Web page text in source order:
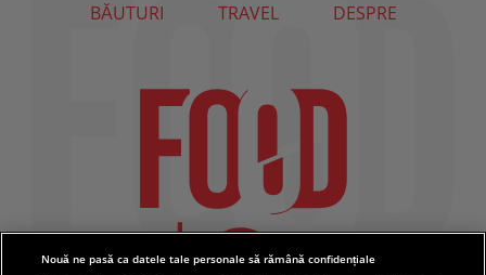
BĂUTURI
TRAVEL DESPRE
Nouă ne pasă ca datele tale personale să rămână confidențiale